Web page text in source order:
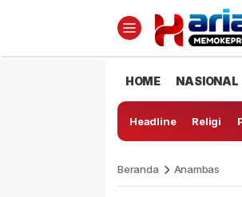
HOME NASIONAL
Headline Religi
Beranda Anambas